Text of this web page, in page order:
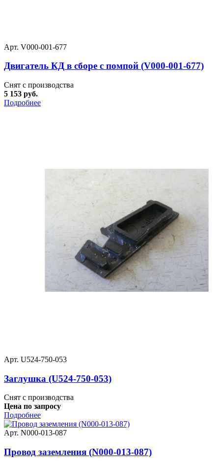
Арт. V000-001-677
Двигатель КД в сборе с помпой (V000-001-677)
Снят с производства
5 153 руб.
Подробнее
Арт. U524-750-053
Заглушка (U524-750-053)
Снят с производства
Цена по запросу
Подробнее
Арт. N000-013-087
Провод заземления (N000-013-087)